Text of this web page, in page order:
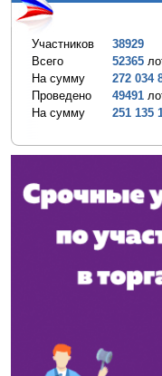
Участников
38929
Всего
52365
На сумму
272 034
Проведено
49491
На сумму
251 135